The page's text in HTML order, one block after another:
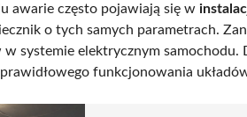
awarie często pojawiają się w
o tych samych parametrach.
w systemie elektrycznym samochodu.
funkcjonowania